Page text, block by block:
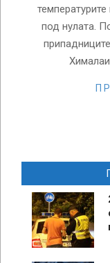
под нулата.